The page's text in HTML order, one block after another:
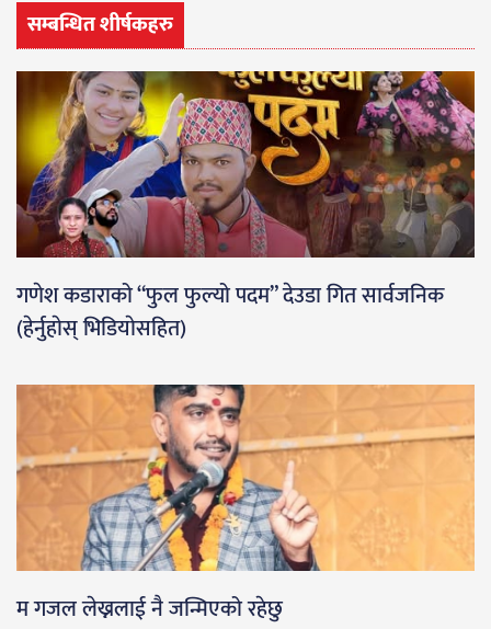
सम्बन्धित शीर्षकहरु
गणेश कडाराको “फुल फुल्यो पदम” देउडा गित सार्वजनिक
(हेर्नुहाेस् भिडियाेसहित)
म गजल लेख्नलाई नै जन्मिएको रहेछु